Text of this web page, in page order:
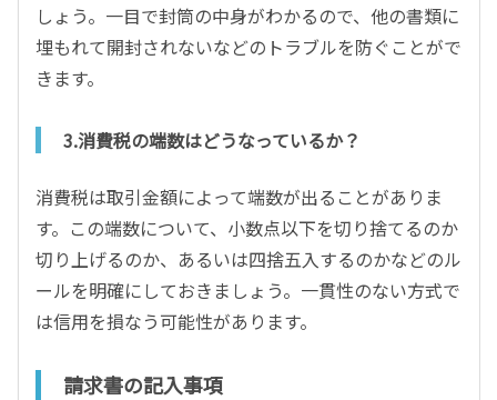
しょう。一目で封筒の中身がわかるので、他の書類に
埋もれて開封されないなどのトラブルを防ぐことがで
きます。
3.消費税の端数はどうなっているか？
消費税は取引金額によって端数が出ることがありま
す。この端数について、小数点以下を切り捨てるのか
切り上げるのか、あるいは四捨五入するのかなどのル
ールを明確にしておきましょう。一貫性のない方式で
は信用を損なう可能性があります。
請求書の記入事項